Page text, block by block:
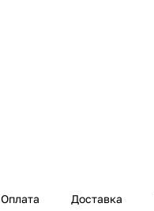
Оплата Доставка